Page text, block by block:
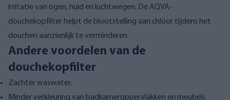
irritatie van ogen, huid en luchtwegen. De AQVA-
douchekopfilter helpt de blootstelling aan chloor tijdens het
douchen aanzienlijk te verminderen.
Andere voordelen van de
douchekopfilter
Zachter waswater.
Minder verkleuring van badkameroppervlakken en meubels.